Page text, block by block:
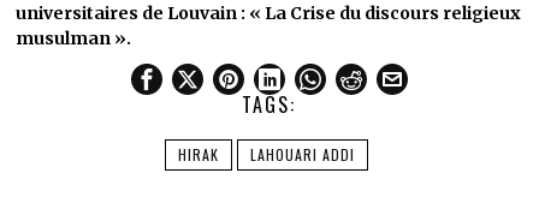
universitaires de Louvain : « La Crise du discours religieux
musulman ».
TAGS:
HIRAK LAHOUARI ADDI